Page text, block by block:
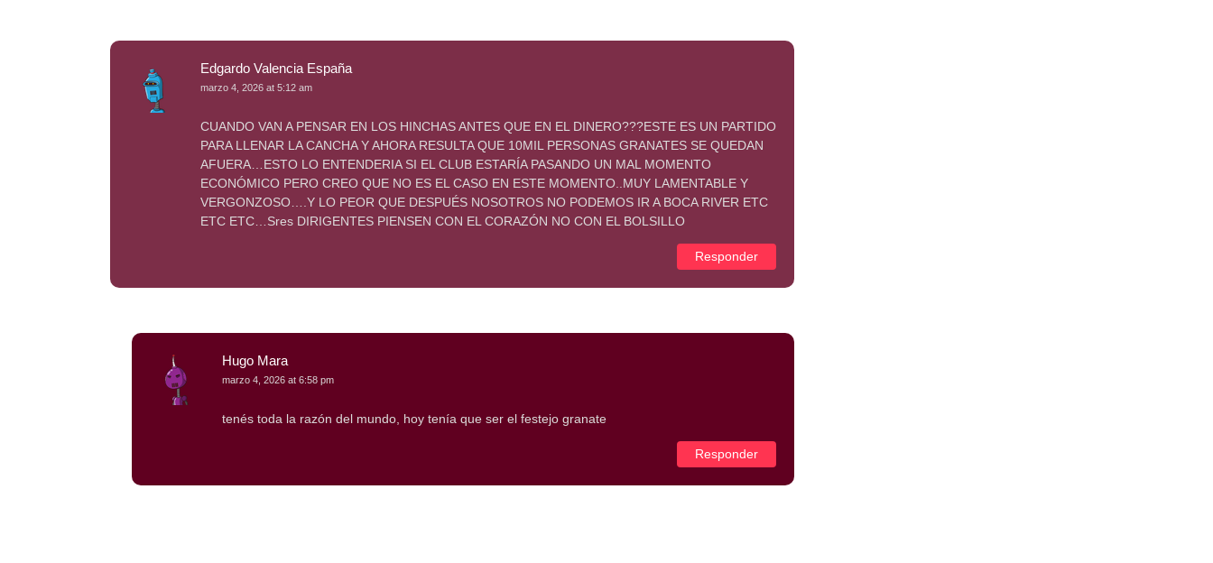
Edgardo Valencia España
marzo 4, 2026 at 5:12 am
CUANDO VAN A PENSAR EN LOS HINCHAS ANTES QUE EN EL DINERO???ESTE ES UN PARTIDO
PARA LLENAR LA CANCHA Y AHORA RESULTA QUE 10MIL PERSONAS GRANATES SE QUEDAN
AFUERA…ESTO LO ENTENDERIA SI EL CLUB ESTARÍA PASANDO UN MAL MOMENTO
ECONÓMICO PERO CREO QUE NO ES EL CASO EN ESTE MOMENTO..MUY LAMENTABLE Y
VERGONZOSO….Y LO PEOR QUE DESPUÉS NOSOTROS NO PODEMOS IR A BOCA RIVER ETC
ETC ETC…Sres DIRIGENTES PIENSEN CON EL CORAZÓN NO CON EL BOLSILLO
Responder
Hugo Mara
marzo 4, 2026 at 6:58 pm
tenés toda la razón del mundo, hoy tenía que ser el festejo granate
Responder